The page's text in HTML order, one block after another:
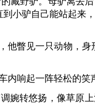
小驴自己能站起来
他瞥见一只动物，
响起一阵轻松的笑
婉转悠扬，像草原